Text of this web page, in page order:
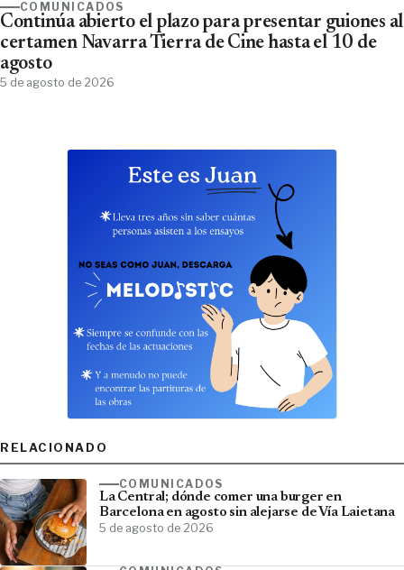
COMUNICADOS
Continúa abierto el plazo para presentar guiones al
certamen Navarra Tierra de Cine hasta el 10 de
agosto
5 de agosto de 2026
RELACIONADO
COMUNICADOS
La Central; dónde comer una burger en
Barcelona en agosto sin alejarse de Vía Laietana
5 de agosto de 2026